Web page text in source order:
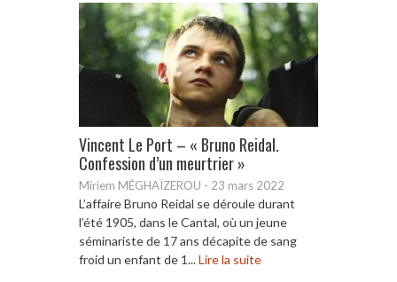
Vincent Le Port – « Bruno Reidal.
Confession d’un meurtrier »
Miriem MÉGHAÏZEROU - 23 mars 2022
L’affaire Bruno Reidal se déroule durant
l’été 1905, dans le Cantal, où un jeune
séminariste de 17 ans décapite de sang
froid un enfant de 1...Lire la suite